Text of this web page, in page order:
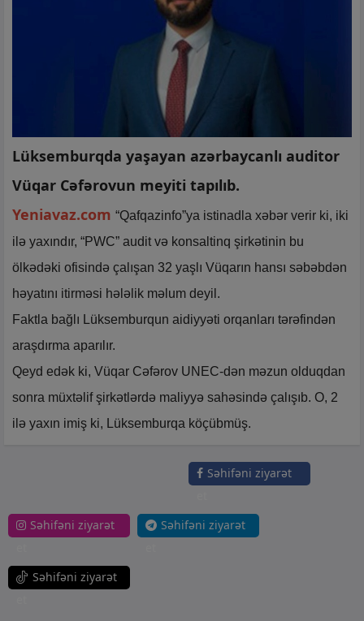
Lüksemburqda yaşayan azərbaycanlı auditor
Vüqar Cəfərovun meyiti tapılıb.
Yeniavaz.com “Qafqazinfo”ya istinadla xəbər verir ki, iki
ilə yaxındır, “PWC” audit və konsaltinq şirkətinin bu
ölkədəki ofisində çalışan 32 yaşlı Vüqarın hansı səbəbdən
həyatını itirməsi hələlik məlum deyil.
Faktla bağlı Lüksemburqun aidiyyəti orqanları tərəfindən
araşdırma aparılır.
Qeyd edək ki, Vüqar Cəfərov UNEC-dən məzun olduqdan
sonra müxtəlif şirkətlərdə maliyyə sahəsində çalışıb. O, 2
ilə yaxın imiş ki, Lüksemburqa köçübmüş.
Səhifəni ziyarət
Səhifəni ziyarət
Səhifəni ziyarət
Səhifəni ziyarət